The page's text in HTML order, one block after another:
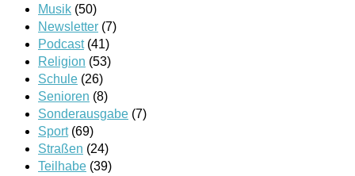
Musik (50)
Newsletter (7)
Podcast(41)
Religion (53)
Schule (26)
Senioren (8)
Sonderausgabe (7)
Sport(69)
Straßen (24)
Teilhabe (39)